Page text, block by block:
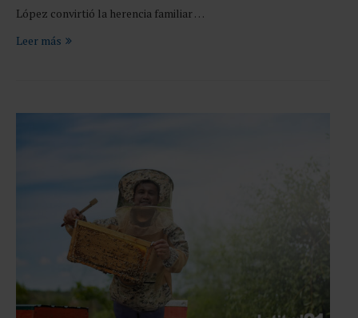
López convirtió la herencia familiar …
Leer más